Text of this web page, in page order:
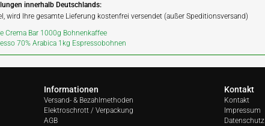
innerhalb Deutschlands:
wird Ihre gesamte Lieferung kostenfrei versendet (außer Speditionsversand)
Crema Bar 1000g Bohnenkaffee
70% Arabica 1kg Espressobohnen
Informationen
Versand- & Bezahlmethoden
Elektroschrott / Verpackung
AGB
Kontakt
Kontakt
Impressum
Datenschutz